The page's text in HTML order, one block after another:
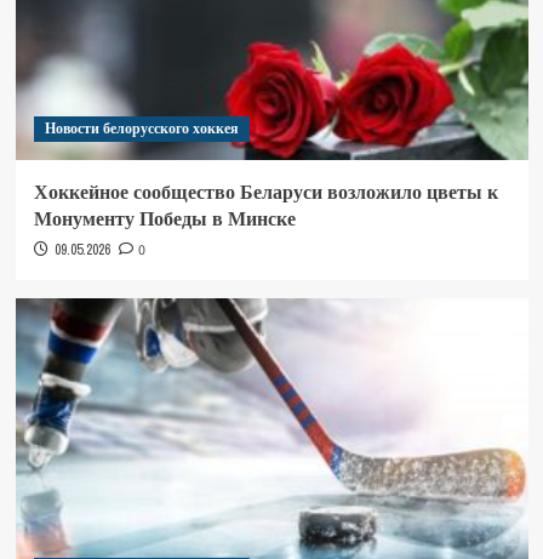
Новости белорусского хоккея
Хоккейное сообщество Беларуси возложило цветы к
Монументу Победы в Минске
09.05.2026 0